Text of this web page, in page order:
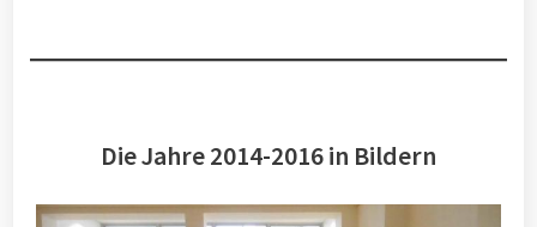
Die Jahre 2014-2016 in Bildern